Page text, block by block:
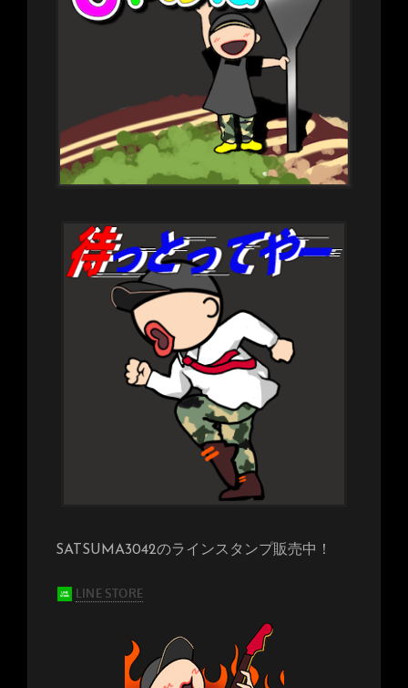
SATSUMA3042のラインスタンプ販売中！